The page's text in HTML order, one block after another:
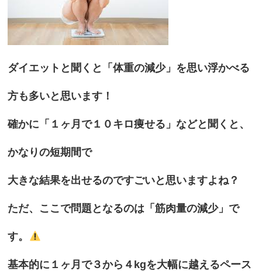
ダイエットと聞くと「体重の減少」を思い浮かべる
方も多いと思います！
確かに「１ヶ月で１０キロ痩せる」などと聞くと、
かなりの短期間で
大きな結果を出せるのですごいと思いますよね？
ただ、ここで問題となるのは「筋肉量の減少」で
す。
基本的に１ヶ月で３から４kgを大幅に越えるペース